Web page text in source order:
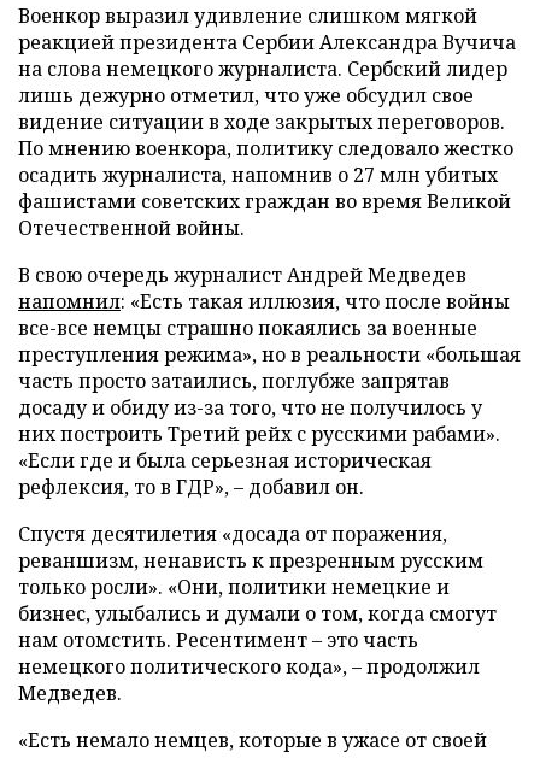
Военкор выразил удивление слишком мягкой
реакцией президента Сербии Александра Вучича
на слова немецкого журналиста. Сербский лидер
лишь дежурно отметил, что уже обсудил свое
видение ситуации в ходе закрытых переговоров.
По мнению военкора, политику следовало жестко
осадить журналиста, напомнив о 27 млн убитых
фашистами советских граждан во время Великой
Отечественной войны.
В свою очередь журналист Андрей Медведев
напомнил: «Есть такая иллюзия, что после войны
все-все немцы страшно покаялись за военные
преступления режима», но в реальности «большая
часть просто затаились, поглубже запрятав
досаду и обиду из-за того, что не получилось у
них построить Третий рейх с русскими рабами».
«Если где и была серьезная историческая
рефлексия, то в ГДР», – добавил он.
Спустя десятилетия «досада от поражения,
реваншизм, ненависть к презренным русским
только росли». «Они, политики немецкие и
бизнес, улыбались и думали о том, когда смогут
нам отомстить. Ресентимент – это часть
немецкого политического кода», – продолжил
Медведев.
«Есть немало немцев, которые в ужасе от своей